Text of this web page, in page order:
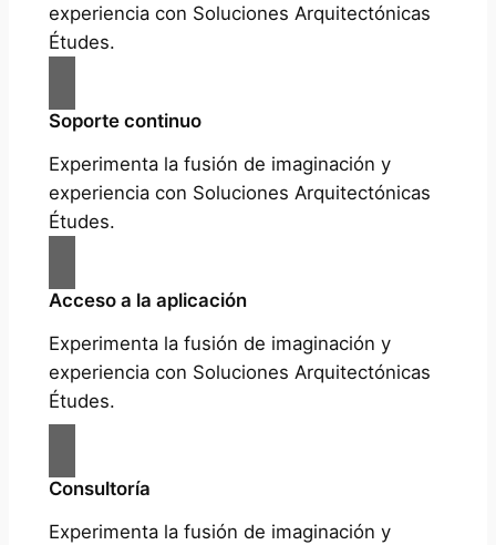
experiencia con Soluciones Arquitectónicas
Études.
Soporte continuo
Experimenta la fusión de imaginación y
experiencia con Soluciones Arquitectónicas
Études.
Acceso a la aplicación
Experimenta la fusión de imaginación y
experiencia con Soluciones Arquitectónicas
Études.
Consultoría
Experimenta la fusión de imaginación y